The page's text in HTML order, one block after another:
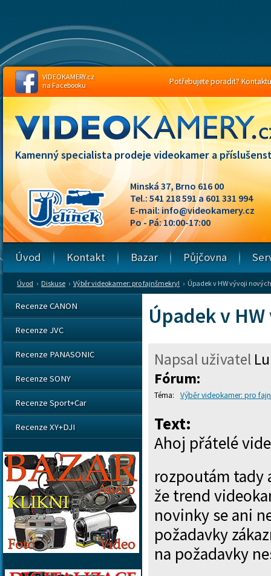
Kamenný specialista prodeje videokamer a
Minská 37, Brno 616 00
Tel.: 541 218 591 a 601 331 994
E-mail:info@videokamery.cz
Po - Pá: 10:00-17:00
Úvod › Diskuse › Výběr videokamer: pro fajnšmekry! › Úpadek v HW vývoji
Úpadek v
Napsal uživatel
Fórum:
Výběr videokamer: pro
Text:
Ahoj přátelé
rozpoutám tady
že trend
novinky se ani
požadavky
na požadavky
Recenze CANON
Recenze JVC
Recenze PANASONIC
Recenze SONY
Recenze Sport+Car
Recenze XY+DJI
Úvod Kontakt Bazar Půjčovna
VIDEOKAMERY.cz
na Facebooku
Potřebujete poradit?